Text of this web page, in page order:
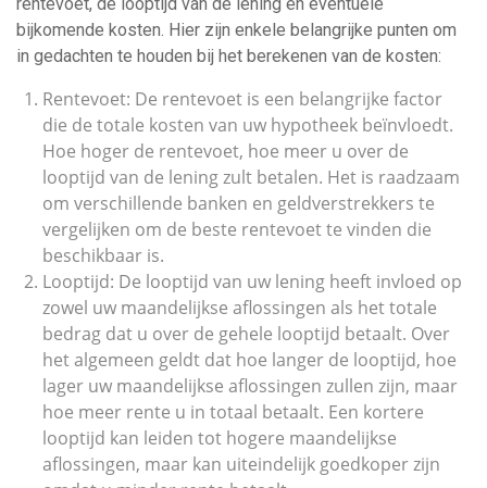
bijkomende kosten. Hier zijn enkele belangrijke punten om
in gedachten te houden bij het berekenen van de kosten:
Rentevoet: De rentevoet is een belangrijke factor
die de totale kosten van uw hypotheek beïnvloedt.
Hoe hoger de rentevoet, hoe meer u over de
looptijd van de lening zult betalen. Het is raadzaam
om verschillende banken en geldverstrekkers te
vergelijken om de beste rentevoet te vinden die
beschikbaar is.
Looptijd: De looptijd van uw lening heeft invloed op
zowel uw maandelijkse aflossingen als het totale
bedrag dat u over de gehele looptijd betaalt. Over
het algemeen geldt dat hoe langer de looptijd, hoe
lager uw maandelijkse aflossingen zullen zijn, maar
hoe meer rente u in totaal betaalt. Een kortere
looptijd kan leiden tot hogere maandelijkse
aflossingen, maar kan uiteindelijk goedkoper zijn